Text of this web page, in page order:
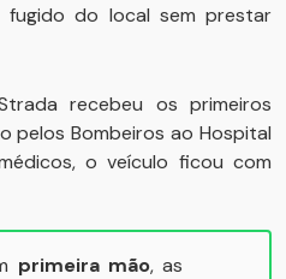
do local sem prestar
recebeu os primeiros
pelos Bombeiros ao Hospital
o veículo ficou com
primeira mão, as